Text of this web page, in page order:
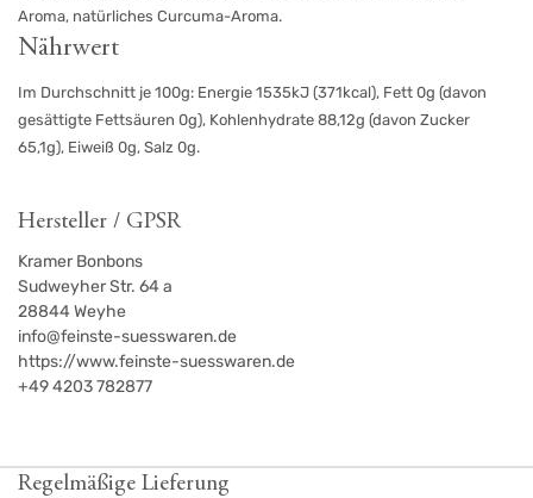
Aroma, natürliches Curcuma-Aroma.
Nährwert
Im Durchschnitt je 100g: Energie 1535kJ (371kcal), Fett 0g (davon
gesättigte Fettsäuren 0g), Kohlenhydrate 88,12g (davon Zucker
65,1g), Eiweiß 0g, Salz 0g.
Hersteller / GPSR
Kramer Bonbons
Sudweyher Str. 64 a
28844 Weyhe
info@feinste-suesswaren.de
https://www.feinste-suesswaren.de
+49 4203 782877
Regelmäßige Lieferung